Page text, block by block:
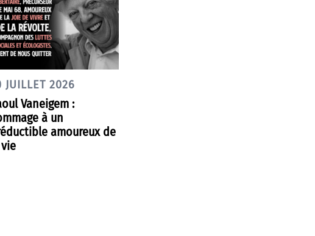
JUILLET 2026
Vaneigem :
à un
amoureux de